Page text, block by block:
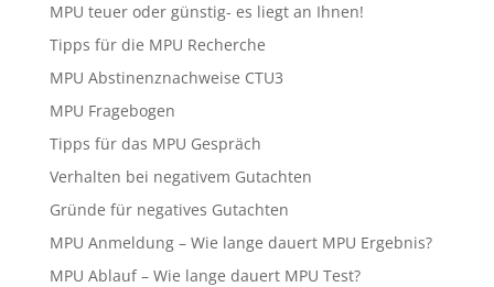
MPU teuer oder günstig- es liegt an Ihnen!
Tipps für die MPU Recherche
MPU Abstinenznachweise CTU3
MPU Fragebogen
Tipps für das MPU Gespräch
Verhalten bei negativem Gutachten
Gründe für negatives Gutachten
MPU Anmeldung – Wie lange dauert MPU Ergebnis?
MPU Ablauf – Wie lange dauert MPU Test?